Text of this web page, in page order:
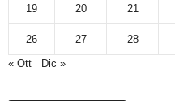
19 20 21
26 27 28
« Ott
Dic »